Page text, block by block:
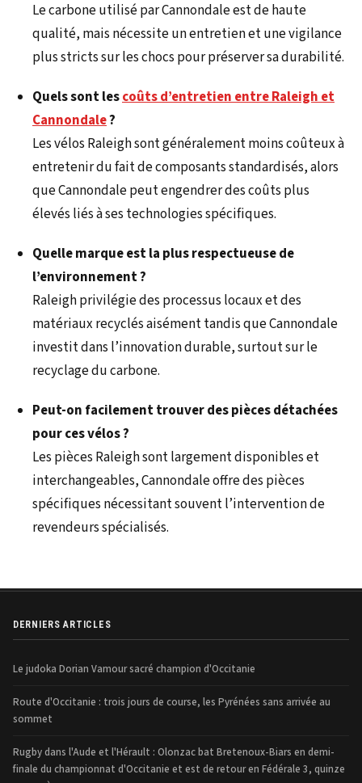
Le carbone utilisé par Cannondale est de haute
qualité, mais nécessite un entretien et une vigilance
plus stricts sur les chocs pour préserver sa durabilité.
Quels sont lescoûts d’entretien entre Raleigh et
Cannondale?
Les vélos Raleigh sont généralement moins coûteux à
entretenir du fait de composants standardisés, alors
que Cannondale peut engendrer des coûts plus
élevés liés à ses technologies spécifiques.
Quelle marque est la plus respectueuse de
l’environnement ?
Raleigh privilégie des processus locaux et des
matériaux recyclés aisément tandis que Cannondale
investit dans l’innovation durable, surtout sur le
recyclage du carbone.
Peut-on facilement trouver des pièces détachées
pour ces vélos ?
Les pièces Raleigh sont largement disponibles et
interchangeables, Cannondale offre des pièces
spécifiques nécessitant souvent l’intervention de
revendeurs spécialisés.
DERNIERS ARTICLES
Le judoka Dorian Vamour sacré champion d'Occitanie
Route d'Occitanie : trois jours de course, les Pyrénées sans arrivée au
sommet
Rugby dans l'Aude et l'Hérault : Olonzac bat Bretenoux-Biars en demi-
finale du championnat d'Occitanie et est de retour en Fédérale 3, quinze